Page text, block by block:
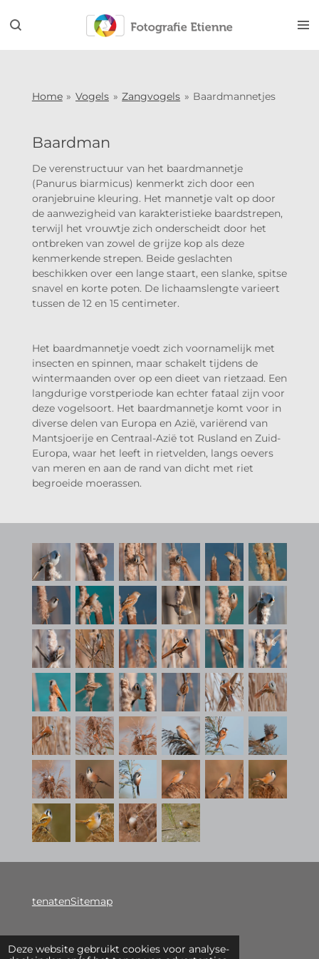
Deze website gebruikt cookies voor analyse-
direct
Home » Vogels » Zangvogels » Baardmannetjes
Baardman
De verenstructuur van het baardmannetje
(Panurus biarmicus) kenmerkt zich door een
oranjebruine kleuring. Het mannetje valt op door
de aanwezigheid van karakteristieke baardstrepen,
terwijl het vrouwtje zich onderscheidt door het
ontbreken van zowel de grijze kop als deze
kenmerkende strepen. Beide geslachten
beschikken over een lange staart, een slanke, spitse
snavel en korte poten. De lichaamslengte varieert
tussen de 12 en 15 centimeter.
Het baardmannetje voedt zich voornamelijk met
insecten en spinnen, maar schakelt tijdens de
wintermaanden over op een dieet van rietzaad. Een
langdurige vorstperiode kan echter fataal zijn voor
deze vogelsoort. Het baardmannetje komt voor in
diverse delen van Europa en Azië, variërend van
Mantsjoerije en Centraal-Azië tot Rusland en Zuid-
Europa, waar het leeft in rietvelden, langs oevers
van meren en aan de rand van dicht met riet
begroeide moerassen.
tenatenSitemap